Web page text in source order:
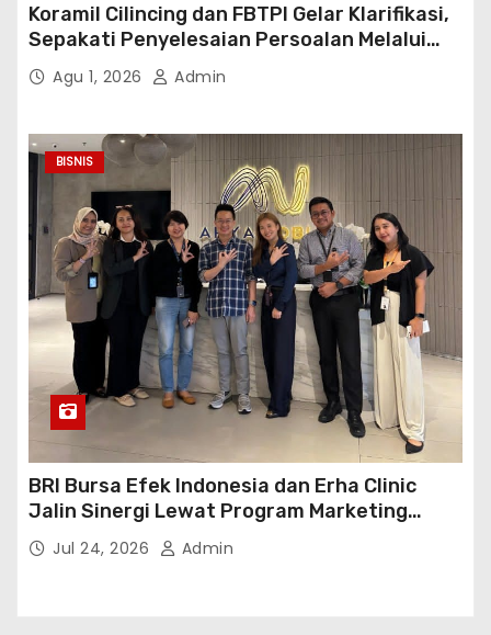
Koramil Cilincing dan FBTPI Gelar Klarifikasi,
Sepakati Penyelesaian Persoalan Melalui
DialogAgu 1, 2026 Admin
BISNIS
BRI Bursa Efek Indonesia dan Erha Clinic
Jalin Sinergi Lewat Program Marketing
Kolaborasi
Jul 24, 2026 Admin